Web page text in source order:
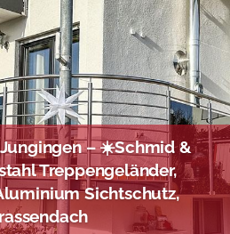
– ☀️Schmid &
Treppengeländer,
Sichtschutz,